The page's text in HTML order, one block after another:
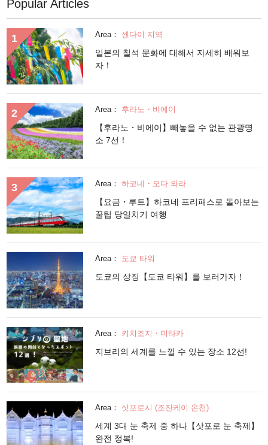
Popular Articles
Area： 센다이 지역
일본의 칠석 문화에 대해서 자세히 배워보
자！
Area： 후라노・비에이
【후라노・비에이】빼놓을 수 없는 관광명
소 7선！
Area： 하코네・오다 와라
【요금・루트】하코네 프리패스로 돌아보는
꿀팁 당일치기 여행
Area： 도쿄 타워
도쿄의 상징【도쿄 타워】를 보러가자！
Area： 키치조지・미타카
지브리의 세계를 느낄 수 있는 장소 12선!
Area： 삿포로시 (조잔케이 온천)
세계 3대 눈 축제 중 하나【삿포로 눈 축제】
완전 정복!